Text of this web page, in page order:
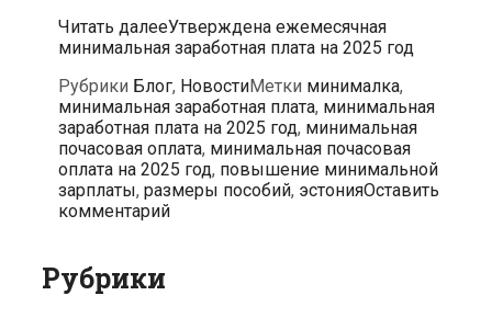
Читать далееУтверждена ежемесячная
минимальная заработная плата на 2025 год
Рубрики Блог, НовостиМетки минималка,
минимальная заработная плата, минимальная
заработная плата на 2025 год, минимальная
почасовая оплата, минимальная почасовая
оплата на 2025 год, повышение минимальной
зарплаты, размеры пособий, эстонияОставить
комментарий
Рубрики